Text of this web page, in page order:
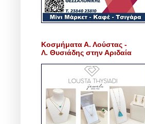
Κοσμήματα Α. Λούστας -
Λ. Θυσιάδης στην Αριδαία